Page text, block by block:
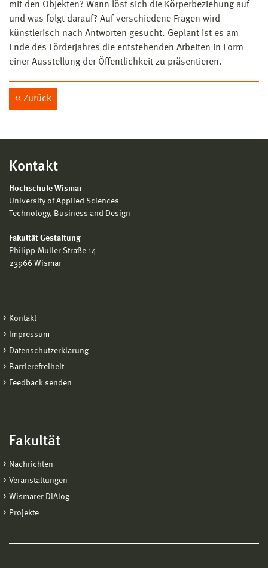
mit den Objekten? Wann löst sich die Körperbeziehung auf
und was folgt darauf? Auf verschiedene Fragen wird
künstlerisch nach Antworten gesucht. Geplant ist es am
Ende des Förderjahres die entstehenden Arbeiten in Form
einer Ausstellung der Öffentlichkeit zu präsentieren.
Zurück
Kontakt
Hochschule Wismar
University of Applied Sciences
Technology, Business and Design
Fakultät Gestaltung
Philipp-Müller-Straße 14
23966 Wismar
Kontakt
Impressum
Datenschutzerklärung
Barrierefreiheit
Feedback senden
Fakultät
Nachrichten
Veranstaltungen
Wismarer DIAlog
Projekte